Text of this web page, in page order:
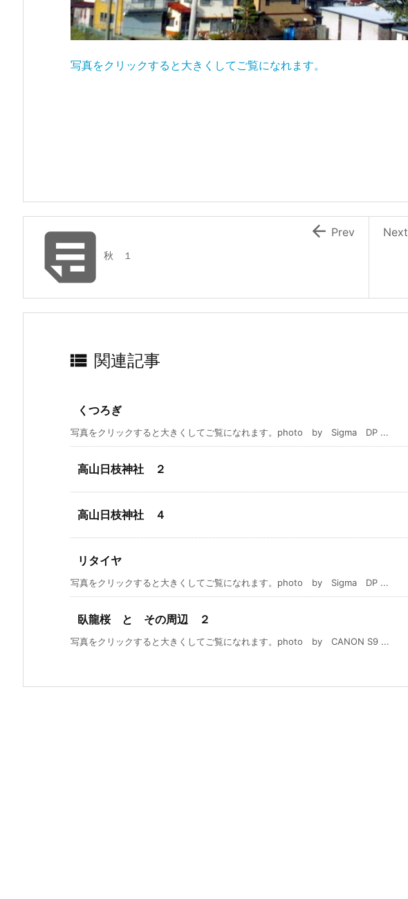
写真をクリックすると大きくしてご覧になれます。
Next
秋 １
 Prev
 関連記事
くつろぎ
写真をクリックすると大きくしてご覧になれます。photo by Sigma DP ...
高山日枝神社 ２
高山日枝神社 ４
リタイヤ
写真をクリックすると大きくしてご覧になれます。photo by Sigma DP ...
臥龍桜 と その周辺 ２
写真をクリックすると大きくしてご覧になれます。photo by CANON S9 ...